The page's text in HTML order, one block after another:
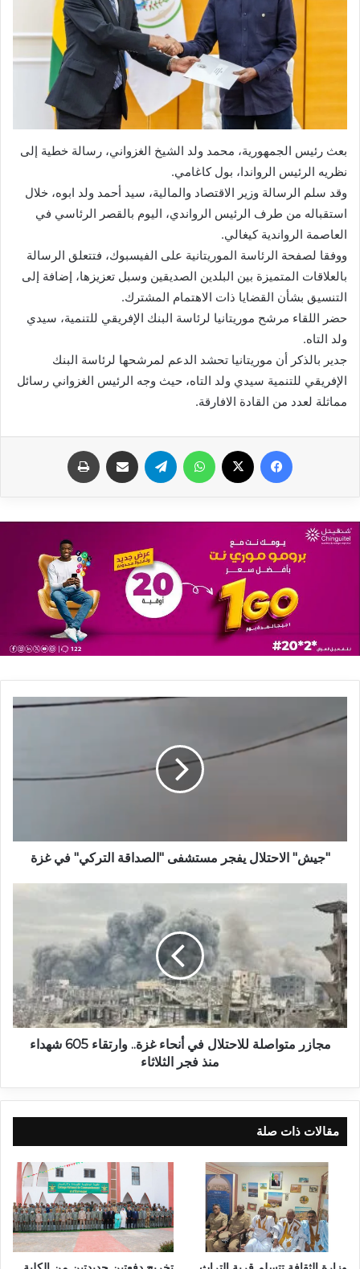
بعث رئيس الجمهورية، محمد ولد الشيخ الغزواني، رسالة خطية إلى
نظريه الرئيس الرواندا، بول كاغامي.
وقد سلم الرسالة وزير الاقتصاد والمالية، سيد أحمد ولد ابوه، خلال
استقباله من طرف الرئيس الرواندي، اليوم بالقصر الرئاسي في
العاصمة الرواندية كيغالي.
ووفقا لصفحة الرئاسة الموريتانية على الفيسبوك، فتتعلق الرسالة
بالعلاقات المتميزة بين البلدين الصديقين وسبل تعزيزها، إضافة إلى
التنسيق بشأن القضايا ذات الاهتمام المشترك.
حضر اللقاء مرشح موريتانيا لرئاسة البنك الإفريقي للتنمية، سيدي
ولد التاه.
جدير بالذكر أن موريتانيا تحشد الدعم لمرشحها لرئاسة البنك
الإفريقي للتنمية سيدي ولد التاه، حيث وجه الرئيس الغزواني رسائل
مماثلة لعدد من القادة الافارقة.
فيسبوك واتساب تيلقرام مشاركة عبر البريد
"جيش" الاحتلال يفجر مستشفى "الصداقة التركي" في غزة
مجازر متواصلة للاحتلال في أنحاء غزة.. وارتقاء 605 شهداء
منذ فجر الثلاثاء
مقالات ذات صلة